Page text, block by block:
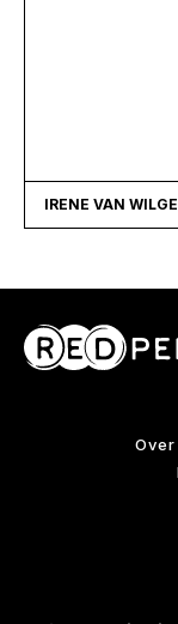
IRENE VAN
Over